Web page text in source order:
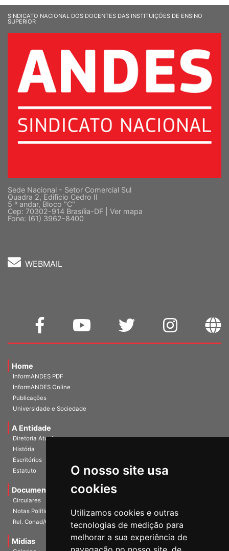
O nosso site usa
cookies
Utilizamos cookies e outras
tecnologias de medição para
melhorar a sua experiência de
SINDICATO NACIONAL DOS DOCENTES DAS INSTITUIÇÕES DE ENSINO
SUPERIOR
Sede Nacional - Setor Comercial Sul
Quadra 2, Edifício Cedro II
5 º andar, Bloco "C"
Cep: 70302-914 Brasília-DF | Ver mapa
Fone: (61) 3962-8400
WEBMAIL
Home
InformANDES PDF
InformANDES Online
Publicações
Universidade e Sociedade
A Entidade
Diretoria Atual
História
Escritórios
Estatuto
Documentos
Circulares
Notas Políticas
Rel. Conad/Congresso
Mídias